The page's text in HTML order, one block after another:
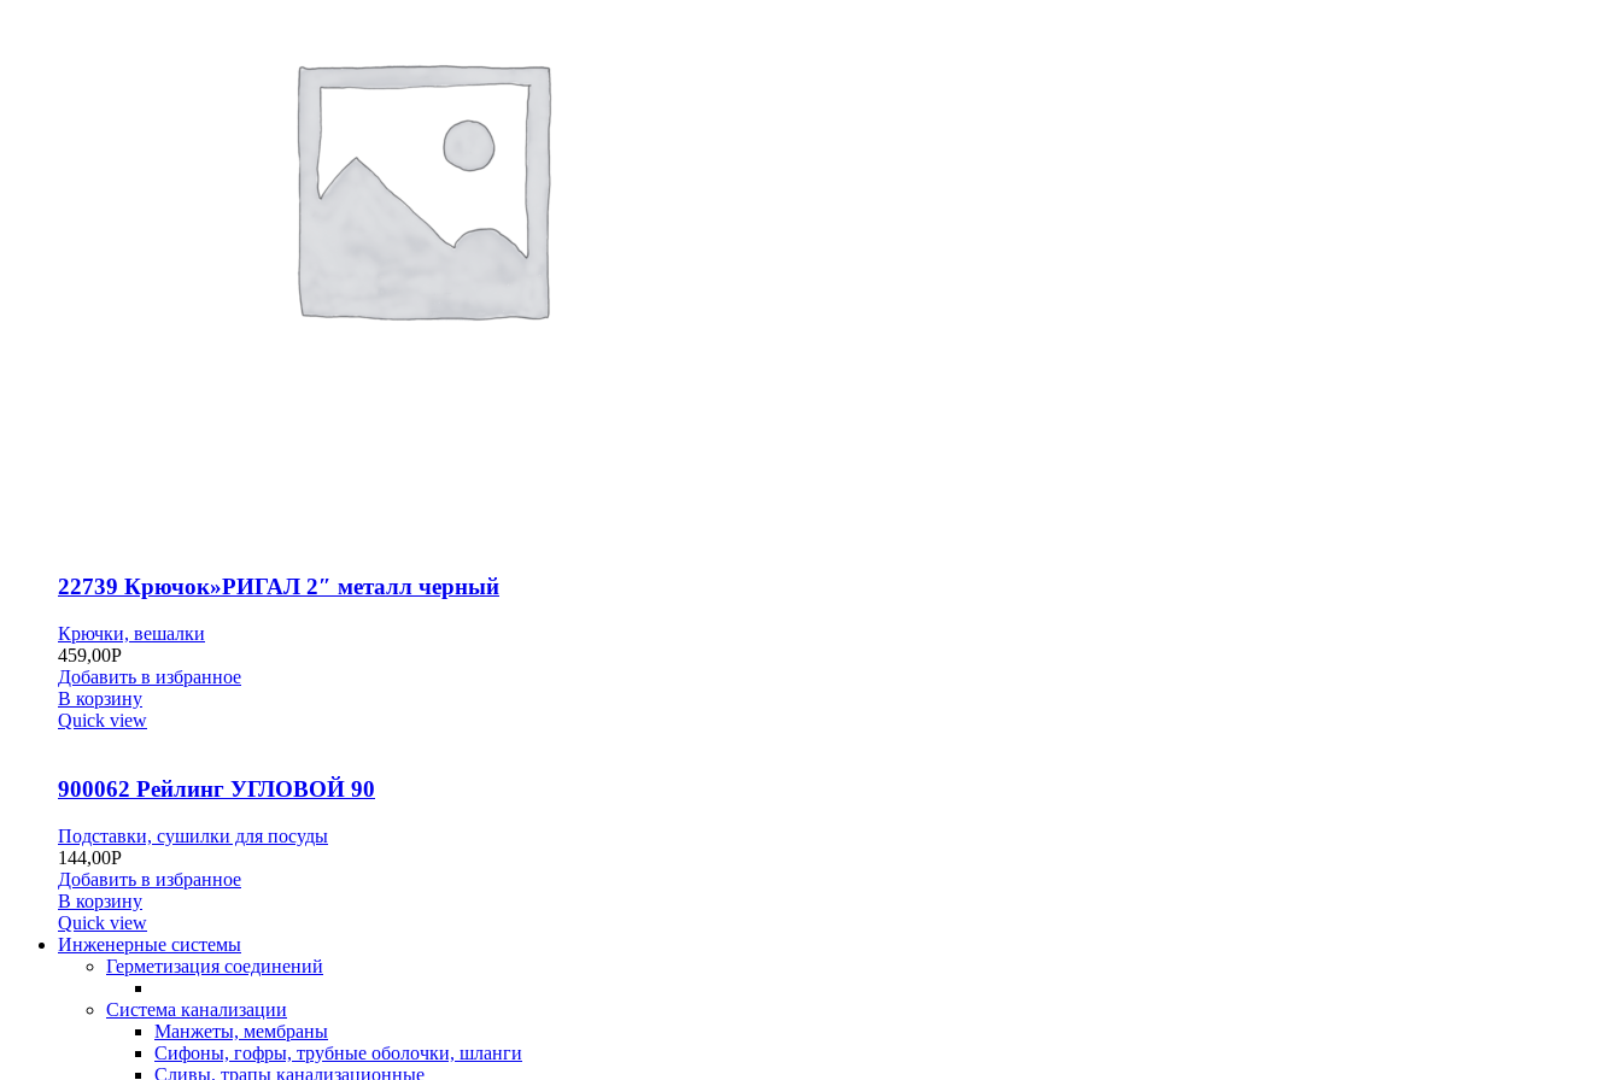
22739 Крючок»РИГАЛ 2″ металл черный
Крючки, вешалки
459,00Р
Добавить в избранное
В корзину
Quick view
900062 Рейлинг УГЛОВОЙ 90
Подставки, сушилки для посуды
144,00Р
Добавить в избранное
В корзину
Quick view
Инженерные системы
Герметизация соединений
Система канализации
Манжеты, мембраны
Сифоны, гофры, трубные оболочки, шланги
Сливы, трапы канализационные